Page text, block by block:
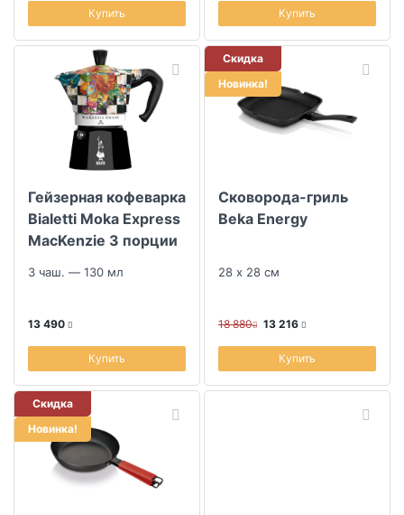
Купить Купить
Гейзерная кофеварка
Bialetti Moka Express
MacKenzie 3 порции
3 чаш. — 130 мл
13 490
Купить
Скидка
Новинка!
Сковорода-гриль
Beka Energy
28 х 28 см
18 880 13 216
Купить
Скидка
Новинка!